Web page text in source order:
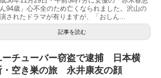
94歳」心不全のため亡くなられました。沢山の
されたドラマが有りますが、「おしん...
記事を読む
ーチューバー窃盗で逮捕 日本横
・空き巣の旅 永井康友の顔